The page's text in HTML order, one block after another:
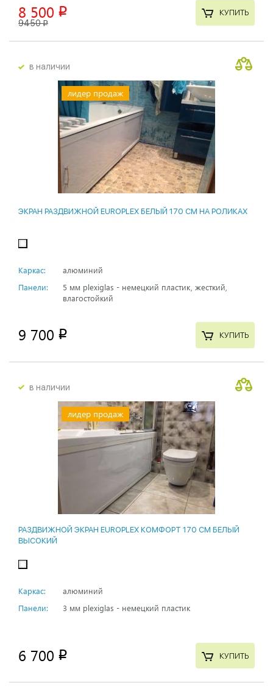
8 500 p
9450p
КУПИТЬ
в наличии
лидер продаж
ЭКРАН РАЗДВИЖНОЙ EUROPLEX БЕЛЫЙ 170 СМ НА РОЛИКАХ
Каркас:
алюминий
Панели:
5 мм plexiglas - немецкий пластик, жесткий,
влагостойкий
9 700 p КУПИТЬ
в наличии
лидер продаж
РАЗДВИЖНОЙ ЭКРАН EUROPLEX КОМФОРТ 170 СМ БЕЛЫЙ
ВЫСОКИЙ
Каркас:
алюминий
Панели:
3 мм plexiglas - немецкий пластик
6 700 p КУПИТЬ